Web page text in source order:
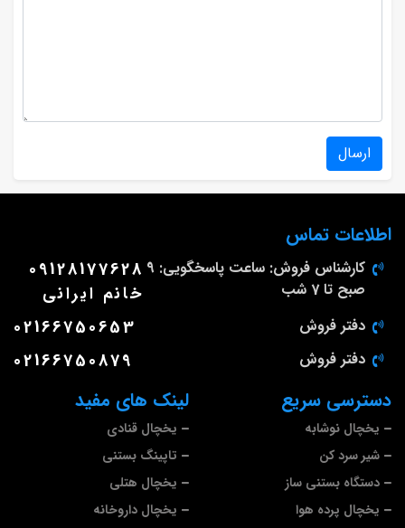
ارسال
لینک های مفید
یخچال قنادی
تاپینگ بستنی
یخچال هتلی
یخچال داروخانه
دسترسی سریع
یخچال نوشابه
شیر سرد کن
دستگاه بستنی ساز
یخچال پرده هوا
اطلاعات تماس
کارشناس فروش: ساعت پاسخگویی: 9
صبح تا 7 شب
09128177628
خانم ایرانی
دفتر فروش 02166750653
دفتر فروش 02166750879